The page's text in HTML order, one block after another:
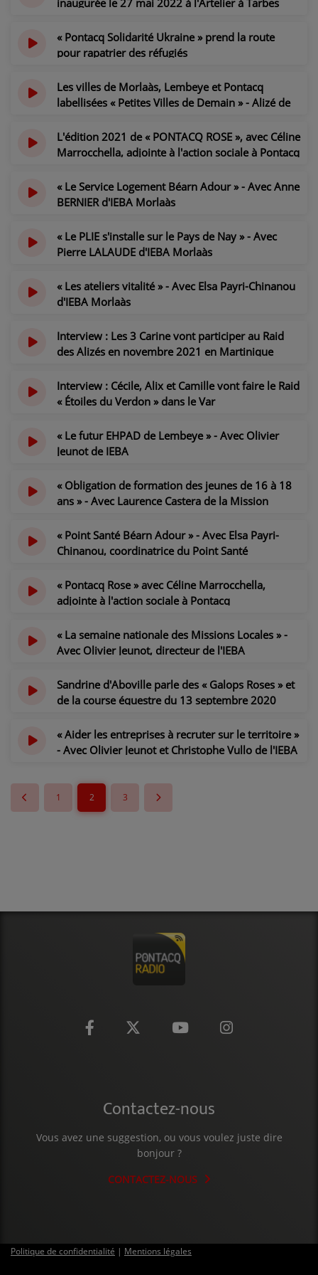
« Pontacq Solidarité Ukraine » prend la route
pour rapatrier des réfugiés
Les villes de Morlaàs, Lembeye et Pontacq
labellisées « Petites Villes de Demain » - Alizé de
présente le dispositif
il y a 4 ans
L'édition 2021 de « PONTACQ ROSE », avec Céline
Marrocchella, adjointe à l'action sociale à Pontacq
« Le Service Logement Béarn Adour » - Avec Anne
BERNIER d'IEBA Morlaàs
« Le PLIE s'installe sur le Pays de Nay » - Avec
Pierre LALAUDE d'IEBA Morlaàs
« Les ateliers vitalité » - Avec Elsa Payri-Chinanou
d'IEBA Morlaàs
Interview : Les 3 Carine vont participer au Raid
des Alizés en novembre 2021 en Martinique
Interview : Cécile, Alix et Camille vont faire le Raid
« Étoiles du Verdon » dans le Var
« Le futur EHPAD de Lembeye » - Avec Olivier
Jeunot de IEBA
« Obligation de formation des jeunes de 16 à 18
ans » - Avec Laurence Castera de la Mission
il y a 5 ans
« Point Santé Béarn Adour » - Avec Elsa Payri-
Chinanou, coordinatrice du Point Santé
« Pontacq Rose » avec Céline Marrocchella,
adjointe à l'action sociale à Pontacq
« La semaine nationale des Missions Locales » -
Avec Olivier Jeunot, directeur de l'IEBA
Sandrine d'Aboville parle des « Galops Roses » et
de la course équestre du 13 septembre 2020
« Aider les entreprises à recruter sur le territoire »
- Avec Olivier Jeunot et Christophe Vullo de l'IEBA
1 2 3
Contactez-nous
Vous avez une suggestion, ou vous voulez juste dire
bonjour ?
CONTACTEZ-NOUS
Politique de confidentialité | Mentions légales